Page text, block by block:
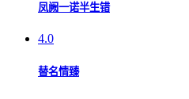
凤阙一诺半生错
4.0
替名情臻